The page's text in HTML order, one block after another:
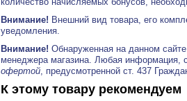
Внимание! Внешний вид товара, его
уведомления.
Внимание! Обнаруженная на данном
менеджера магазина. Любая информация,
офертой, предусмотренной ст. 437
К этому товару рекомендуем